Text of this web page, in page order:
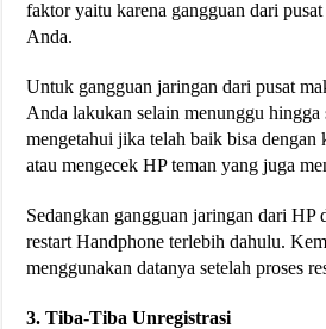
faktor yaitu karena gangguan dari
Anda.
Untuk gangguan jaringan dari pusat
Anda lakukan selain menunggu hingga
mengetahui jika telah baik bisa dengan
atau mengecek HP teman yang juga
Sedangkan gangguan jaringan dari HP
restart Handphone terlebih dahulu.
menggunakan datanya setelah proses
3. Tiba-Tiba Unregistrasi